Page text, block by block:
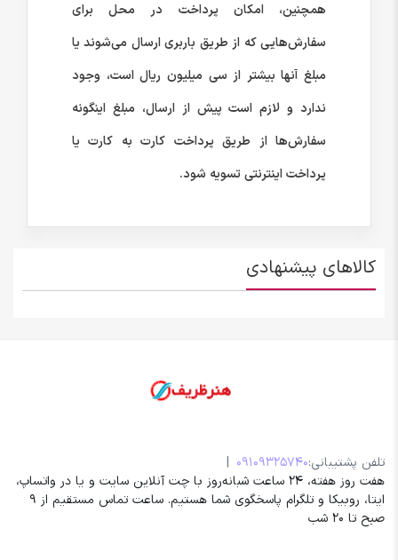
همچنین، امکان پرداخت در محل برای
سفارش‌هایی که از طریق باربری ارسال می‌شوند یا
مبلغ آنها بیشتر از سی میلیون ریال است، وجود
ندارد و لازم است پیش از ارسال، مبلغ اینگونه
سفارش‌ها از طریق پرداخت کارت به کارت یا
پرداخت اینترنتی تسویه شود.
کالاهای پیشنهادی
تلفن پشتیبانی:09109325740
|
هفت روز هفته، 24 ساعت شبانه‌روز با چت آنلاین سایت و یا در واتساپ،
ایتا، روبیکا و تلگرام پاسخگوی شما هستیم. ساعت تماس مستقیم از 9
صبح تا 20 شب